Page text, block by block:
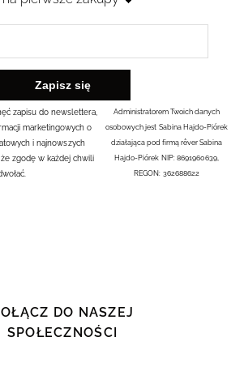
zapisu do newslettera,
marketingowych o
i najnowszych
zgodę w każdej chwili
Administratorem Twoich danych
osobowych jest Sabina Hajdo-Piórek
działająca pod firmą rêver Sabina
Hajdo-Piórek NIP: 8691960639,
REGON: 362688622
DO NASZEJ
SPOŁECZNOŚCI